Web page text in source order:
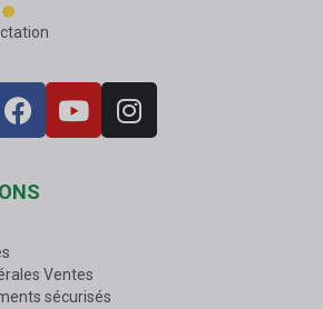
Ventes
sécurisés